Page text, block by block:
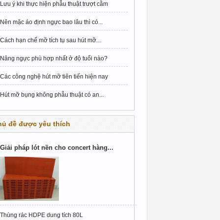
Lưu ý khi thực hiện phẫu thuật trượt cằm
Nên mặc áo định ngực bao lâu thì có...
Cách hạn chế mỡ tích tụ sau hút mỡ...
Nâng ngực phù hợp nhất ở độ tuổi nào?
Các công nghệ hút mỡ tiên tiến hiện nay
Hút mỡ bụng không phẫu thuật có an...
đề được yêu thích
Giải pháp lót nền cho concert hàng...
Thùng rác HDPE dung tích 80L